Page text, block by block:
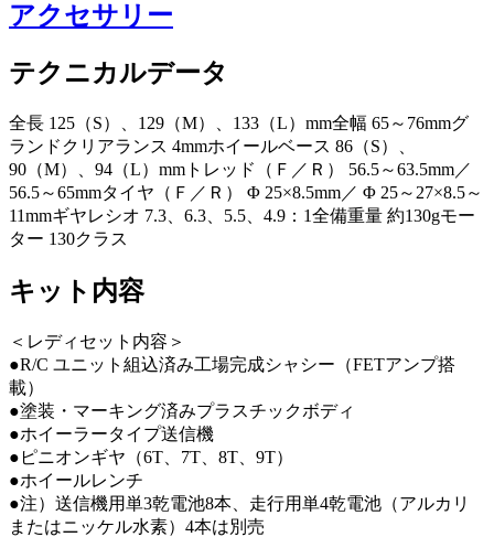
アクセサリー
テクニカルデータ
全長 125（S）、129（M）、133（L）mm全幅 65～76mmグ
ランドクリアランス 4mmホイールベース 86（S）、
90（M）、94（L）mmトレッド（Ｆ／Ｒ） 56.5～63.5mm／
56.5～65mmタイヤ（Ｆ／Ｒ） Φ 25×8.5mm／ Φ 25～27×8.5～
11mmギヤレシオ 7.3、6.3、5.5、4.9：1全備重量 約130gモー
ター 130クラス
キット内容
＜レディセット内容＞
●R/C ユニット組込済み工場完成シャシー（FETアンプ搭
載）
●塗装・マーキング済みプラスチックボディ
●ホイーラータイプ送信機
●ピニオンギヤ（6T、7T、8T、9T）
●ホイールレンチ
●注）送信機用単3乾電池8本、走行用単4乾電池（アルカリ
またはニッケル水素）4本は別売